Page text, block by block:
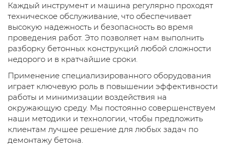
Каждый инструмент и машина регулярно проходят
техническое обслуживание, что обеспечивает
высокую надежность и безопасность во время
проведения работ. Это позволяет нам выполнить
разборку бетонных конструкций любой сложности
недорого и в кратчайшие сроки.
Применение специализированного оборудования
играет ключевую роль в повышении эффективности
работы и минимизации воздействия на
окружающую среду. Мы постоянно совершенствуем
наши методики и технологии, чтобы предложить
клиентам лучшее решение для любых задач по
демонтажу бетона.